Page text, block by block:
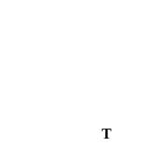
Τ